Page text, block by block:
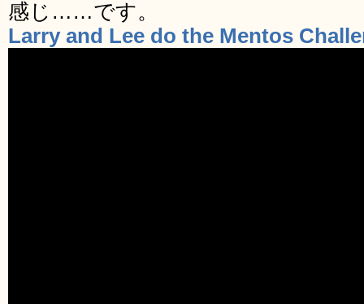
感じ……です。
Larry and Lee do the Mentos